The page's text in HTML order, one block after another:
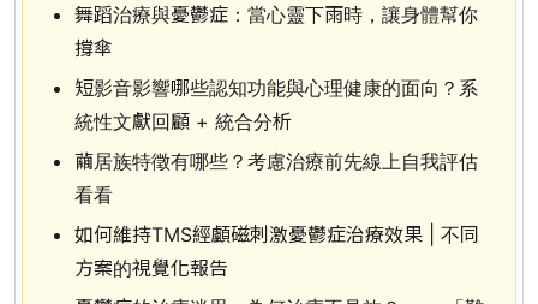
舞蹈治療與憂鬱症：當心靈下雨時，讓身體幫你
撐傘
短影音影響哪些認知功能與心理健康的面向？系
統性文獻回顧 + 統合分析
繭居族特徵有哪些？考慮治療前先線上自我評估
看看
如何維持TMS經顱磁刺激憂鬱症治療效果 | 不同
方案的視覺化報告